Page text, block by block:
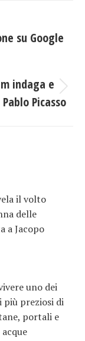
su Google
indaga e
Picasso
il volto
delle
a Jacopo
uno dei
preziosi di
portali e